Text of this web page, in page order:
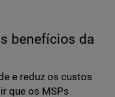
benefícios da
e reduz os custos
que os MSPs